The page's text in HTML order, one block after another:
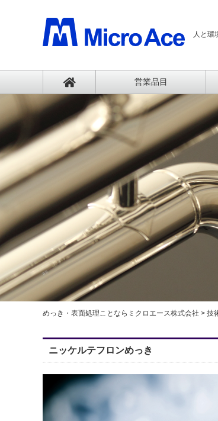
人と環
営業品⽬
めっき・表面処理ことならミクロエース株式会社 > 技
ニッケルテフロンめっき